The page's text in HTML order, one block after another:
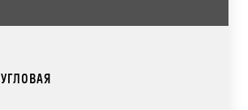
УГЛОВАЯ